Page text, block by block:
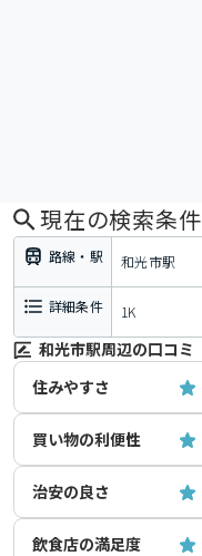
現在の検索条件
路線・駅 和光市駅
詳細条件 1K
和光市駅周辺の口コミ
住みやすさ
買い物の利便性
治安の良さ
飲食店の満足度